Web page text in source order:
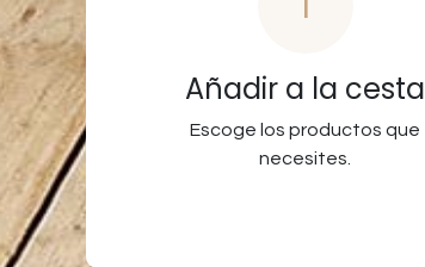
Añadir a la cesta
Escoge los productos que
necesites.